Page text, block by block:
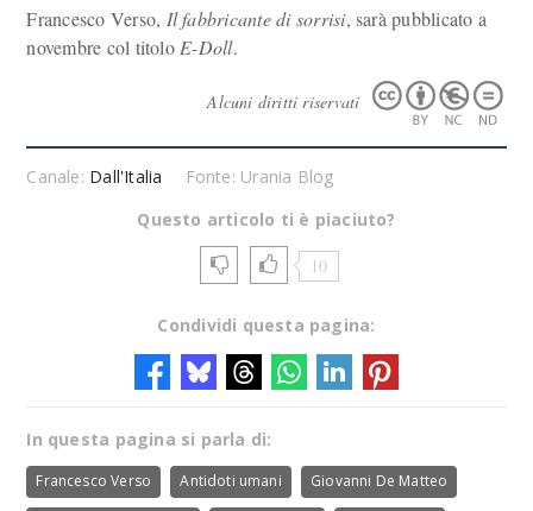
Francesco Verso, Il fabbricante di sorrisi, sarà pubblicato a
novembre col titolo E-Doll.
Alcuni diritti riservati
Canale: Dall'Italia
Fonte: Urania Blog
Questo articolo ti è piaciuto?
10
Condividi questa pagina:
In questa pagina si parla di:
Francesco Verso Antidoti umani Giovanni De Matteo